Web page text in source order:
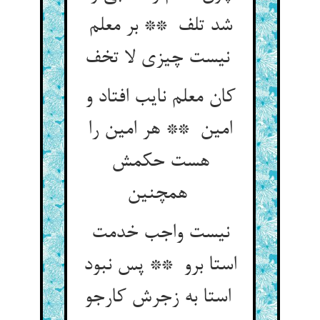
شد تلف ** بر معلم
نیست چیزی لا تخف
کان معلم نایب افتاد و
امین ** هر امین را
هست حکمش
نیست واجب خدمت
استا برو ** پس نبود
استا به زجرش کارجو